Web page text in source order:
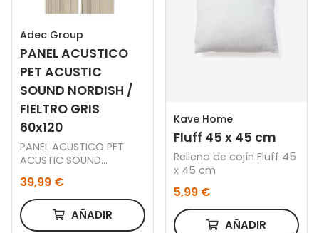
Adec Group
PANEL ACUSTICO
PET ACUSTIC
SOUND NORDISH /
FIELTRO GRIS
60x120
PANEL ACUSTICO PET
ACUSTIC SOUND
NORDISH / FIELTRO GRIS
60 x 120 CM.
39,99 €
AÑADIR
Kave Home
Fluff 45 x 45 cm
Relleno de cojín Fluff 45
x 45 cm
5,99 €
AÑADIR